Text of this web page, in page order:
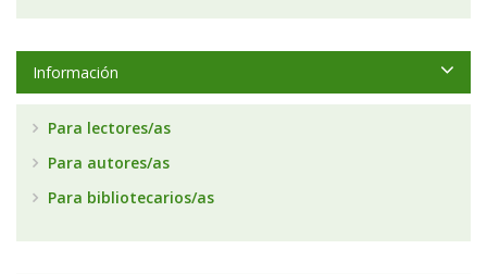
Información
Para lectores/as
Para autores/as
Para bibliotecarios/as